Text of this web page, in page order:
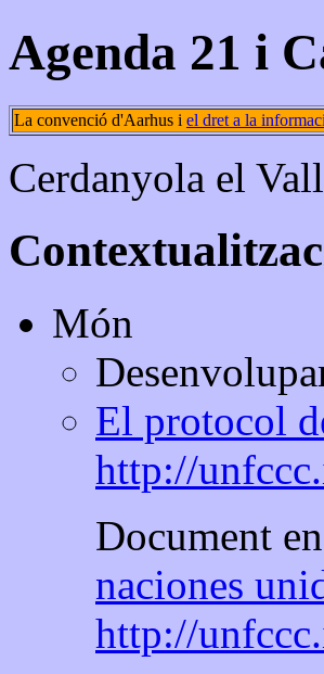
Agenda 21 i
La convenció d'Aarhus i el dret a la
Cerdanyola el
Món
El protocol
http://
Document
naciones
http://